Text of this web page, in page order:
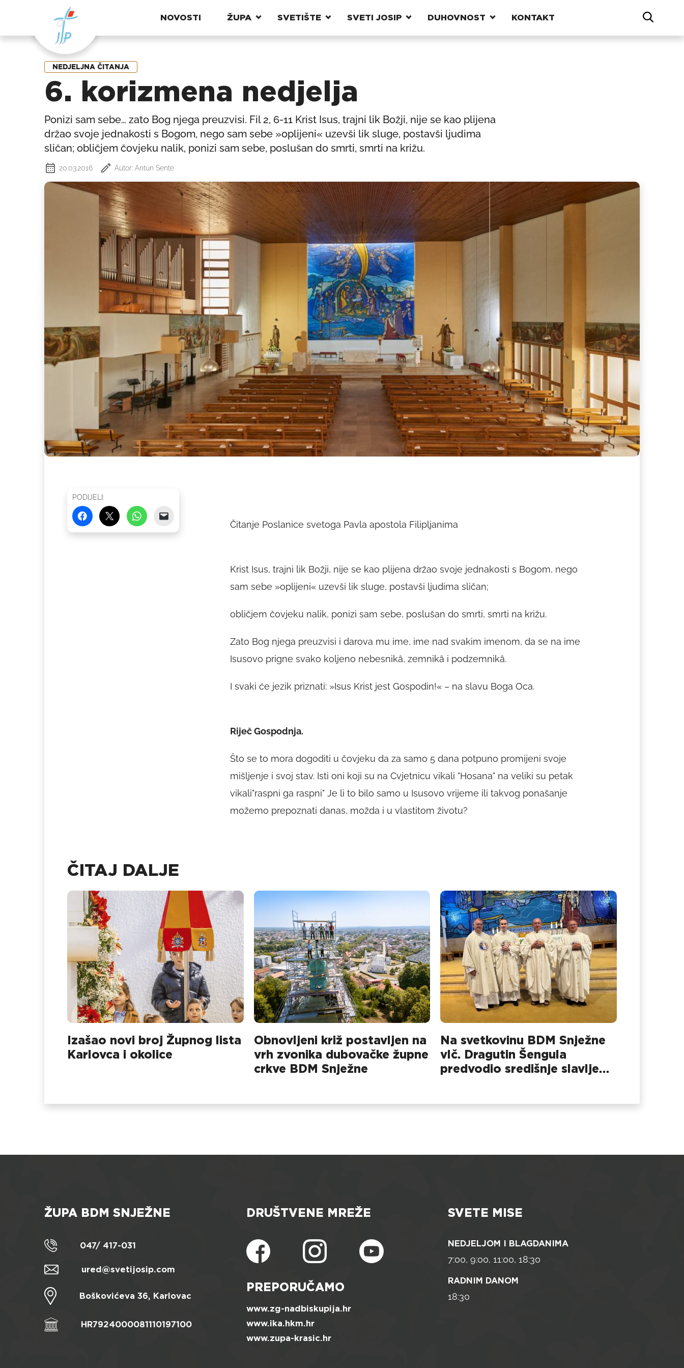
NOVOSTI ŽUPA SVETIŠTE SVETI JOSIP DUHOVNOST KONTAKT
NEDJELJNA ČITANJA
6. korizmena nedjelja
Ponizi sam sebe… zato Bog njega preuzvisi. Fil 2, 6-11 Krist Isus, trajni lik Božji, nije se kao plijena
držao svoje jednakosti s Bogom, nego sam sebe »oplijeni« uzevši lik sluge, postavši ljudima
sličan; obličjem čovjeku nalik, ponizi sam sebe, poslušan do smrti, smrti na križu.
20.03.2016 Autor: Antun Sente
PODIJELI:
Čitanje Poslanice svetoga Pavla apostola Filipljanima
Krist Isus, trajni lik Božji, nije se kao plijena držao svoje jednakosti s Bogom, nego
sam sebe »oplijeni« uzevši lik sluge, postavši ljudima sličan;
obličjem čovjeku nalik, ponizi sam sebe, poslušan do smrti, smrti na križu.
Zato Bog njega preuzvisi i darova mu ime, ime nad svakim imenom, da se na ime
Isusovo prigne svako koljeno nebesnikâ, zemnikâ i podzemnikâ.
I svaki će jezik priznati: »Isus Krist jest Gospodin!« – na slavu Boga Oca.
Riječ Gospodnja.
Što se to mora dogoditi u čovjeku da za samo 5 dana potpuno promijeni svoje
mišljenje i svoj stav. Isti oni koji su na Cvjetnicu vikali "Hosana" na veliki su petak
vikali"raspni ga raspni" Je li to bilo samo u Isusovo vrijeme ili takvog ponašanje
možemo prepoznati danas, možda i u vlastitom životu?
ČITAJ DALJE
Izašao novi broj Župnog lista
Karlovca i okolice
Obnovljeni križ postavljen na
vrh zvonika dubovačke župne
crkve BDM Snježne
Na svetkovinu BDM Snježne
vlč. Dragutin Šengula
predvodio središnje slavlje
ŽUPA BDM SNJEŽNE
047/ 417-031
ured@svetijosip.com
Boškovićeva 36, Karlovac
HR7924000081110197100
DRUŠTVENE MREŽE
PREPORUČAMO
www.zg-nadbiskupija.hr
www.ika.hkm.hr
www.zupa-krasic.hr
SVETE MISE
NEDJELJOM I BLAGDANIMA
7:00, 9:00, 11:00, 18:30
RADNIM DANOM
18:30